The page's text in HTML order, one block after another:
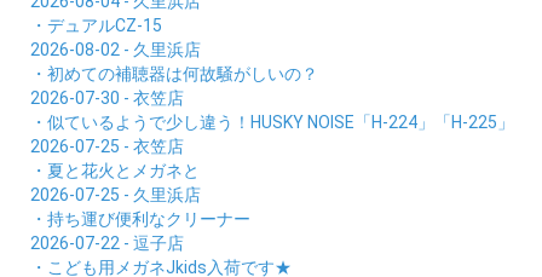
・デュアルCZ-15
2026-08-02 - 久里浜店
・初めての補聴器は何故騒がしいの？
2026-07-30 - 衣笠店
・似ているようで少し違う！HUSKY NOISE「H-224」「H-225」
2026-07-25 - 衣笠店
・夏と花火とメガネと
2026-07-25 - 久里浜店
・持ち運び便利なクリーナー
2026-07-22 - 逗子店
・こども用メガネJkids入荷です★